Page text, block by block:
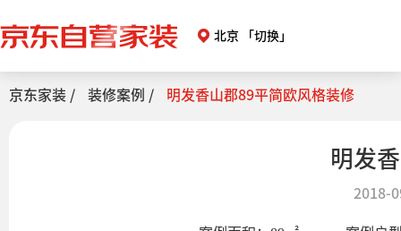
北京 「切换」
京东家装 / 装修案例 / 明发香山郡89平简欧风格装修
明发
2018-